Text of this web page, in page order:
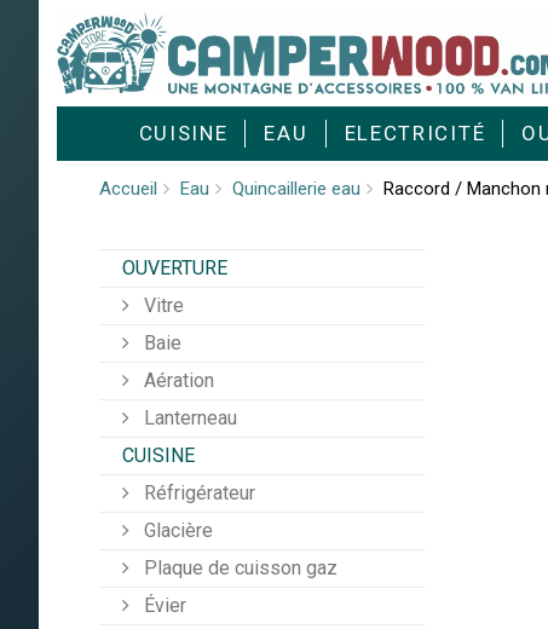
CUISINE EAU ELECTRICITÉ
Accueil Eau Quincaillerie eau Raccord / Manchon
OUVERTURE
Vitre
Baie
Aération
Lanterneau
CUISINE
Réfrigérateur
Glacière
Plaque de cuisson gaz
Évier
Cookies management panel